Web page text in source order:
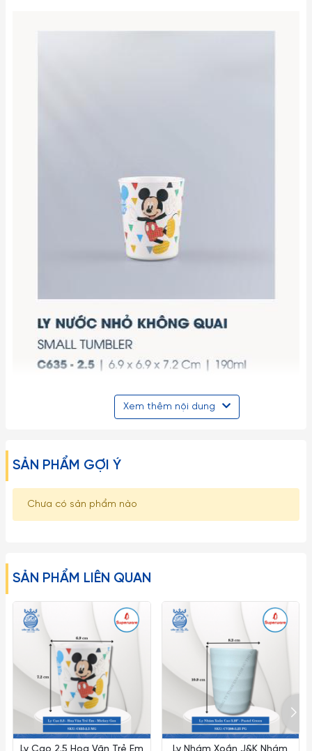
Ly nước nhỏ không quai 2.5" Mickey GEO | C635-2.5 thuộc
dòng sản phẩm Trẻ em.
Xem thêm nội dung
SẢN PHẨM GỢI Ý
Chưa có sản phẩm nào
SẢN PHẨM LIÊN QUAN